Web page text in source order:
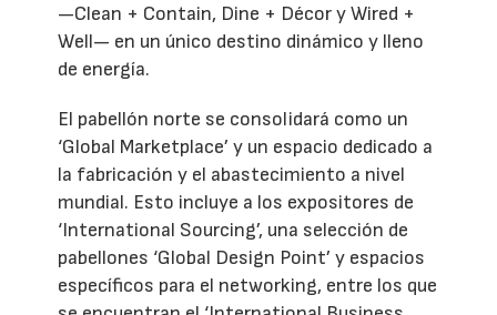
—Clean + Contain, Dine + Décor y Wired +
Well— en un único destino dinámico y lleno
de energía.
El pabellón norte se consolidará como un
‘Global Marketplace’ y un espacio dedicado a
la fabricación y el abastecimiento a nivel
mundial. Esto incluye a los expositores de
‘International Sourcing’, una selección de
pabellones ‘Global Design Point’ y espacios
específicos para el networking, entre los que